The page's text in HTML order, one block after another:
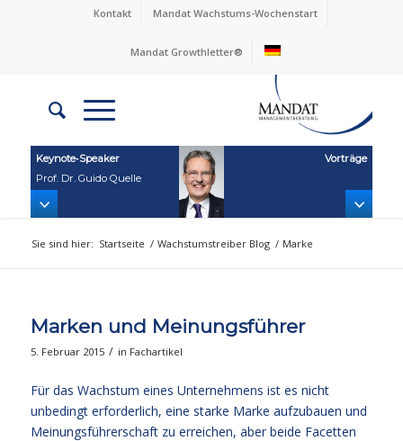
Kontakt Mandat Wachstums-Wochenstart
Mandat Growthletter®
Keynote‑Speaker
Prof. Dr. Guido Quelle
Vorträge
Sie sind hier: Startseite / Wachstumstreiber Blog / Marke
Marken und Meinungsführer
5. Februar 2015 / in Fachartikel
Für das Wachstum eines Unternehmens ist es nicht
unbedingt erforderlich, eine starke Marke aufzubauen und
Meinungsführerschaft zu erreichen, aber beide Facetten